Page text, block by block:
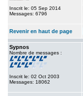
Inscrit le: 05 Sep 2014
Messages: 6796
Revenir en haut de page
Sypnos
Nombre de messages :
Inscrit le: 02 Oct 2003
Messages: 18062